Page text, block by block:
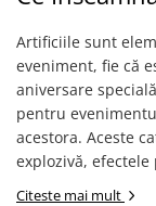
Artificiile sunt
eveniment, fie că
aniversare
pentru
acestora. Aceste
explozivă,
Citeste mai mult